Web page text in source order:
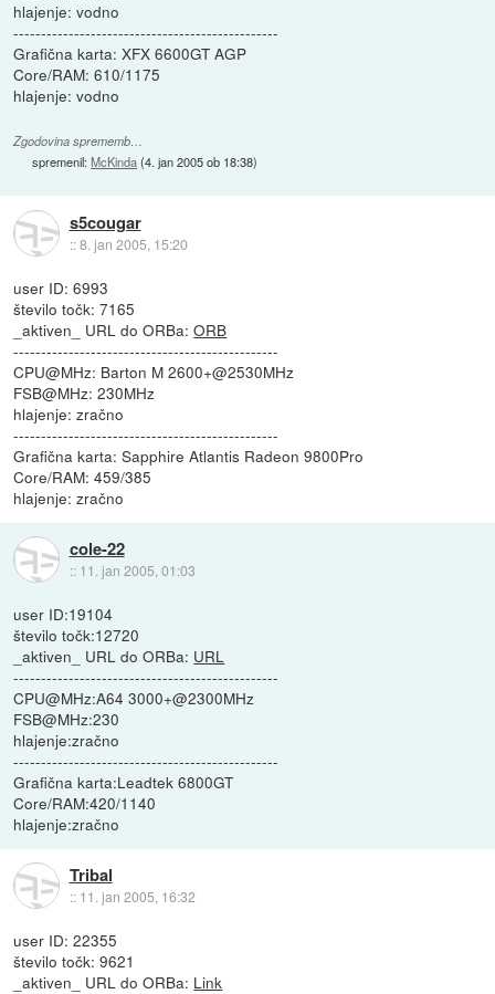
hlajenje: vodno
------------------------------------------------
Grafična karta: XFX 6600GT AGP
Core/RAM: 610/1175
hlajenje: vodno
Zgodovina sprememb…
spremenil:McKinda(4. jan 2005 ob 18:38)
s5cougar
::8. jan 2005, 15:20
user ID: 6993
število točk: 7165
_aktiven_ URL do ORBa:ORB
------------------------------------------------
CPU@MHz: Barton M 2600+@2530MHz
FSB@MHz: 230MHz
hlajenje: zračno
------------------------------------------------
Grafična karta: Sapphire Atlantis Radeon 9800Pro
Core/RAM: 459/385
hlajenje: zračno
cole-22
:: 11. jan 2005, 01:03
user ID:19104
število točk:12720
_aktiven_ URL do ORBa: URL
------------------------------------------------
CPU@MHz:A64 3000+@2300MHz
FSB@MHz:230
hlajenje:zračno
------------------------------------------------
Grafična karta:Leadtek 6800GT
Core/RAM:420/1140
hlajenje:zračno
Tribal
:: 11. jan 2005, 16:32
user ID: 22355
število točk: 9621
_aktiven_ URL do ORBa: Link